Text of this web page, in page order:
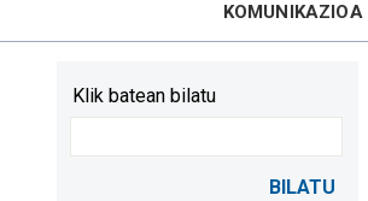
KOMUNIKAZIOA
Klik batean bilatu